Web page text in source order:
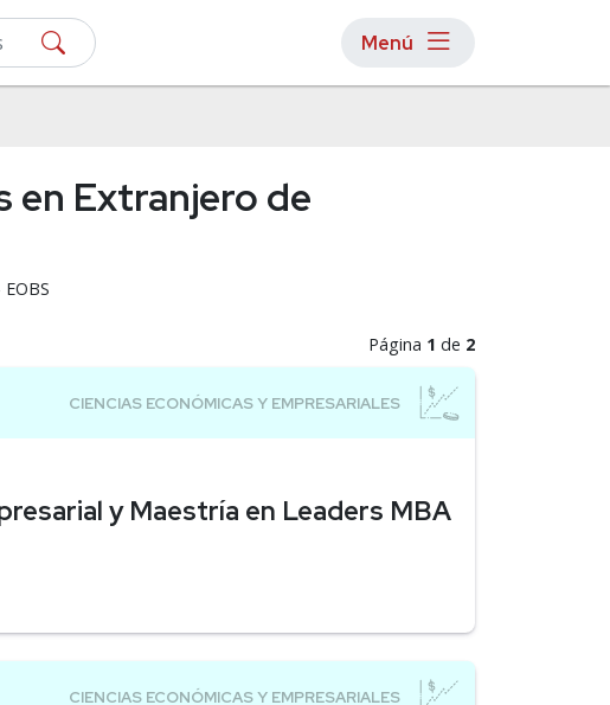
Menú
en Extranjero de
Página 1 de 2
y Maestría en Leaders MBA